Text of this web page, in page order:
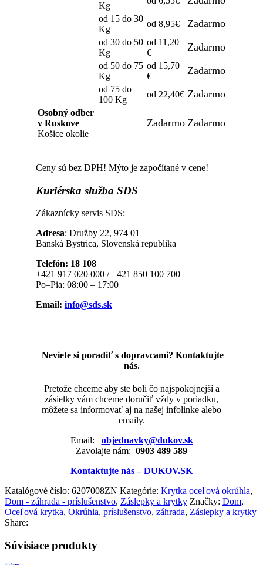
Kg
od 15 do 30
Kg
od 8,95€ Zadarmo
od 30 do 50
Kg
od 11,20
€
Zadarmo
od 50 do 75
Kg
od 15,70
€
Zadarmo
od 75 do
100 Kg
od 22,40€ Zadarmo
Osobný odber
v Ruskove
Košice okolie
Zadarmo Zadarmo
Ceny sú bez DPH! Mýto je započítané v cene!
Kuriérska služba SDS
Zákaznícky servis SDS:
Adresa: Družby 22, 974 01
Banská Bystrica, Slovenská republika
Telefón: 18 108
+421 917 020 000 / +421 850 100 700
Po–Pia: 08:00 – 17:00
Email: info@sds.sk
Neviete si poradiť s dopravcami? Kontaktujte
nás.
Pretože chceme aby ste boli čo najspokojnejší a
zásielky vám chceme doručiť vždy v poriadku,
môžete sa informovať aj na našej infolinke alebo
emaily.
Email: objednavky@dukov.sk
Zavolajte nám: 0903 489 589
Kontaktujte nás – DUKOV.SK
Katalógové číslo: 6207008ZN Kategórie: Krytka oceľová okrúhla,
Dom - záhrada - príslušenstvo, Záslepky a krytky Značky: Dom,
Oceľová krytka, Okrúhla, príslušenstvo, záhrada, Záslepky a krytky
Share:
Súvisiace produkty